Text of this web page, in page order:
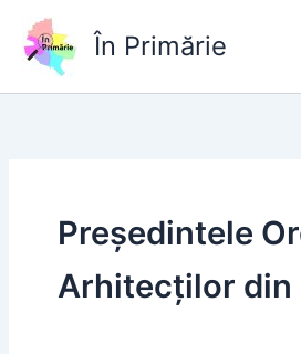
content
În Primărie
Preşedintele
Arhitecţilor din